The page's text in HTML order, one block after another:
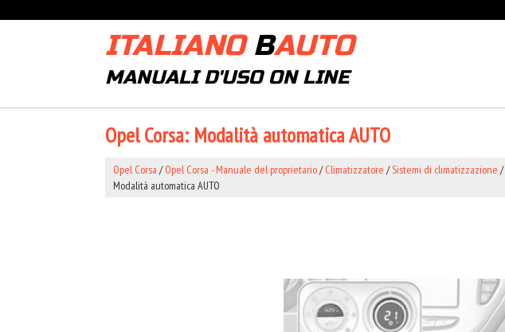
ITALIANO BAUTO
MANUALI D'USO ON LINE
Opel Corsa: Modalità automatica AUTO
Opel Corsa /Opel Corsa - Manuale del proprietario/Climatizzatore /Sistemi di climatizzazione /
Modalità automatica AUTO